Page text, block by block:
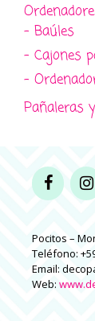
- Baúles
- Cajones
-
Pañaleras
Pocitos –
Teléfono:
Email:
Web: